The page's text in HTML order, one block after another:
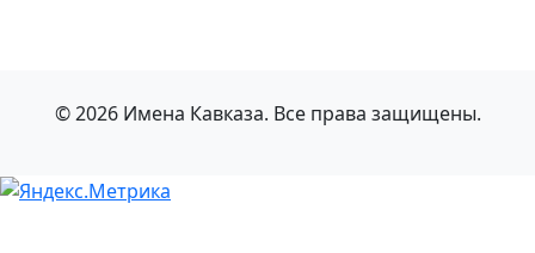
© 2026 Имена Кавказа. Все права защищены.